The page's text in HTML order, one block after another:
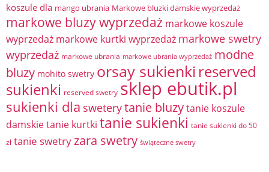
koszule dla mango ubrania Markowe bluzki damskie wyprzedaż
markowe bluzy wyprzedaż markowe koszule
wyprzedaż markowe kurtki wyprzedaż markowe swetry
wyprzedaż markowe ubrania markowe ubrania wyprzedaż modne
bluzy mohito swetry orsay sukienki reserved
sukienki reserved swetry sklep ebutik.pl
sukienki dla sweterytanie bluzytanie koszule
damskietanie kurtki tanie sukienki tanie sukienki do 50
zł tanie swetryzara swetry świąteczne swetry